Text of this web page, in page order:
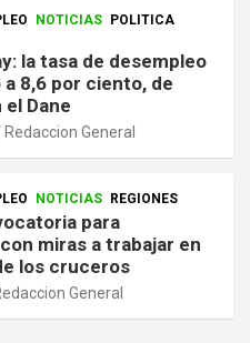
NOTICIAS
POLITICA
la tasa de desempleo
a 8,6 por ciento, de
Dane
Redaccion General
NOTICIAS REGIONES
para
miras a trabajar en
los cruceros
General